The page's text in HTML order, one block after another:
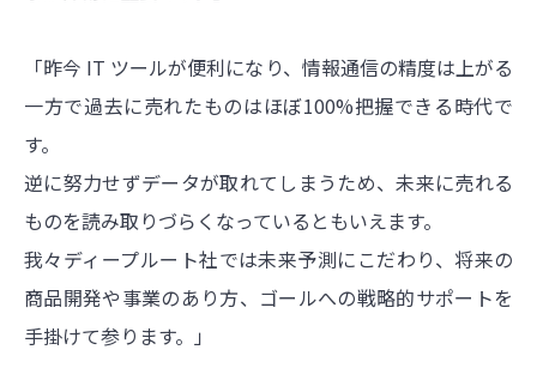
「昨今 IT ツールが便利になり、情報通信の精度は上がる
一方で過去に売れたものはほぼ100%把握できる時代で
す。
逆に努力せずデータが取れてしまうため、未来に売れる
ものを読み取りづらくなっているともいえます。
我々ディープルート社では未来予測にこだわり、将来の
商品開発や事業のあり方、ゴールへの戦略的サポートを
手掛けて参ります。」